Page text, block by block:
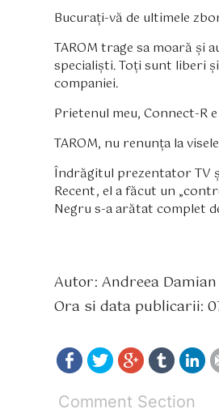
Bucurați-vă de ultimele
TAROM trage sa moară și
specialiști. Toți sunt liberi
companiei.
Prietenul meu, Connect-R
TAROM, nu renunța la
Îndrăgitul prezentator TV
Recent, el a făcut un
Negru s-a arătat complet
Autor: Andreea Damian
Ora si data publicarii:
Comment Section